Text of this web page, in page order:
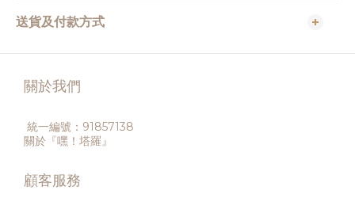
送貨及付款方式
關於我們
統一編號：91857138
關於『嘿！塔羅』
顧客服務